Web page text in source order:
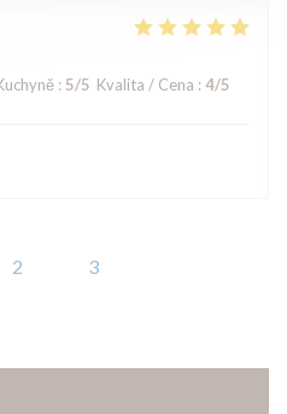
: 5/5 Kvalita / Cena : 4/5
2 3